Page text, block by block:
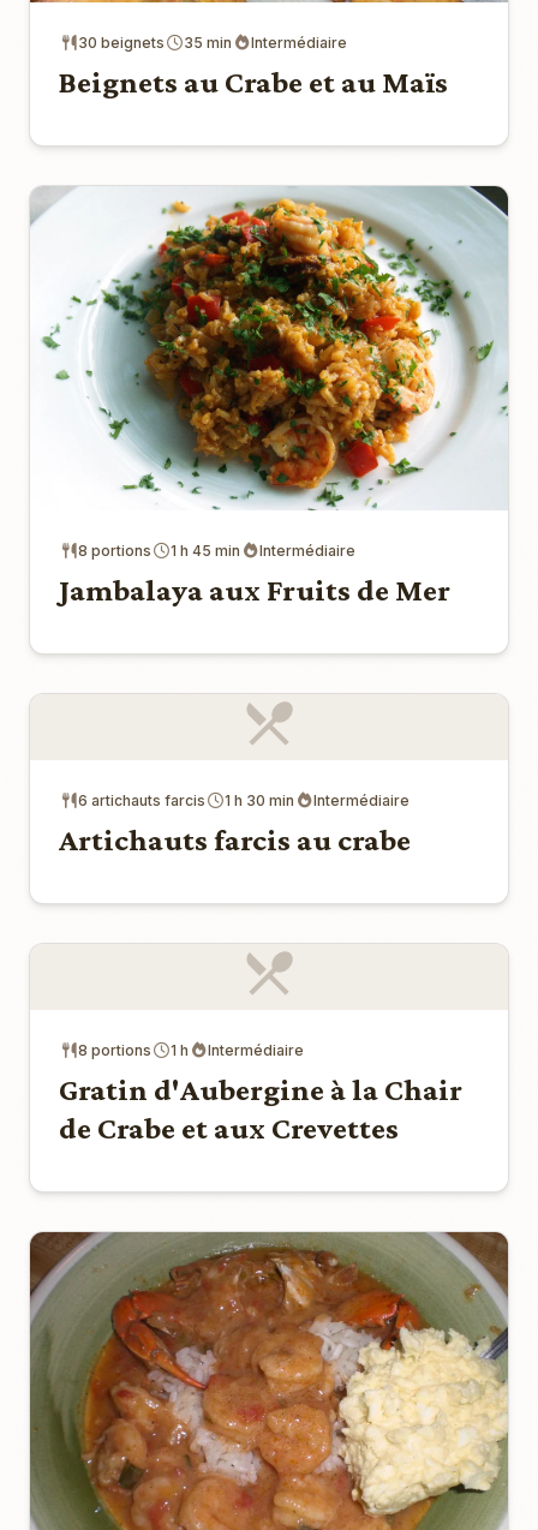
30 beignets 35 min Intermédiaire
Beignets au Crabe et au Maïs
8 portions 1 h 45 min Intermédiaire
Jambalaya aux Fruits de Mer
6 artichauts farcis 1 h 30 min Intermédiaire
Artichauts farcis au crabe
8 portions 1 h Intermédiaire
Gratin d'Aubergine à la Chair
de Crabe et aux Crevettes